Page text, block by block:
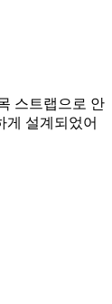
스트랩으로 안
게 설계되었어